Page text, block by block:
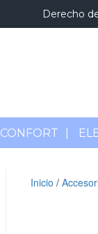
Derecho
CONFORT
Inicio /